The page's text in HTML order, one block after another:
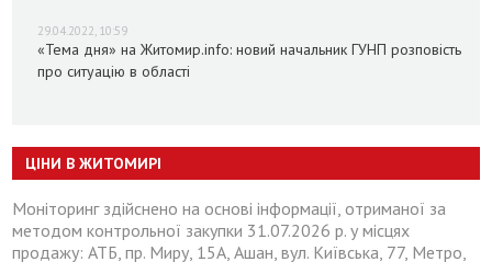
29.04.2022, 10:59
«Тема дня» на Житомир.info: новий начальник ГУНП розповість
про ситуацію в області
ЦІНИ В ЖИТОМИРІ
Моніторинг здійснено на основі інформації, отриманої за
методом контрольної закупки 31.07.2026 р. у місцях
продажу: АТБ, пр. Миру, 15А, Ашан, вул. Київська, 77, Метро,